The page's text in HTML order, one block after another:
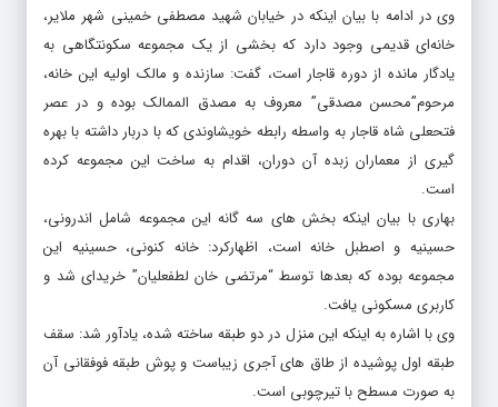
وی در ادامه با بیان اینکه در خیابان شهید مصطفی خمینی شهر ملایر،
خانه‌ای قدیمی وجود دارد که بخشی از یک مجموعه سکونتگاهی به
یادگار مانده از دوره قاجار است، گفت: سازنده و مالک اولیه این خانه،‌
مرحوم”محسن مصدقی” معروف به مصدق الممالک بوده و در عصر
فتحعلی شاه قاجار به واسطه رابطه خویشاوندی که با دربار داشته با بهره
گیری از معماران زبده آن دوران،‌ اقدام به ساخت این مجموعه کرده
است.
بهاری با بیان اینکه بخش های سه گانه این مجموعه شامل اندرونی،
‌حسینیه و اصطبل خانه است،‌ اظهارکرد: خانه کنونی،‌ حسینیه این
مجموعه بوده که بعدها توسط “مرتضی خان لطفعلیان” خریدای شد و
کاربری مسکونی یافت.
وی با اشاره به اینکه این منزل در دو طبقه ساخته شده، ‌یادآور شد: سقف
طبقه اول پوشیده از طاق های آجری زیباست و پوش طبقه فوفقانی آن
به صورت مسطح با تیرچوبی است.